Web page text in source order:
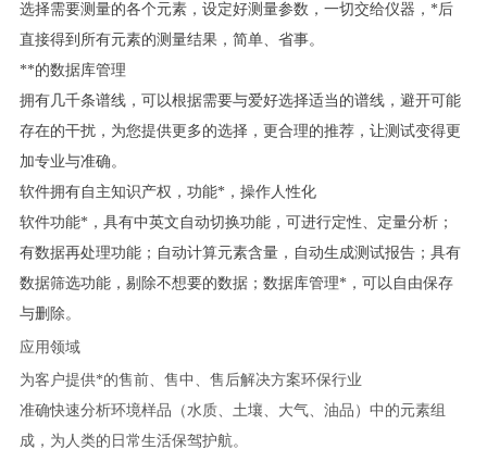
选择需要测量的各个元素，设定好测量参数，一切交给仪器， *后
直接得到所有元素的测量结果，简单、省事。
**的数据库管理
拥有几千条谱线，可以根据需要与爱好选择适当的谱线，避开可能
存在的干扰，为您提供更多的选择，更合理的推荐，让测试变得更
加专业与准确。
软件拥有自主知识产权，功能*，操作人性化
软件功能*，具有中英文自动切换功能，可进行定性、定量分析；
有数据再处理功能；自动计算元素含量，自动生成测试报告；具有
数据筛选功能，剔除不想要的数据；数据库管理*，可以自由保存
与删除。
应用领域
为客户提供*的售前、售中、售后解决方案环保行业
准确快速分析环境样品（水质、土壤、大气、油品）中的元素组
成，为人类的日常生活保驾护航。